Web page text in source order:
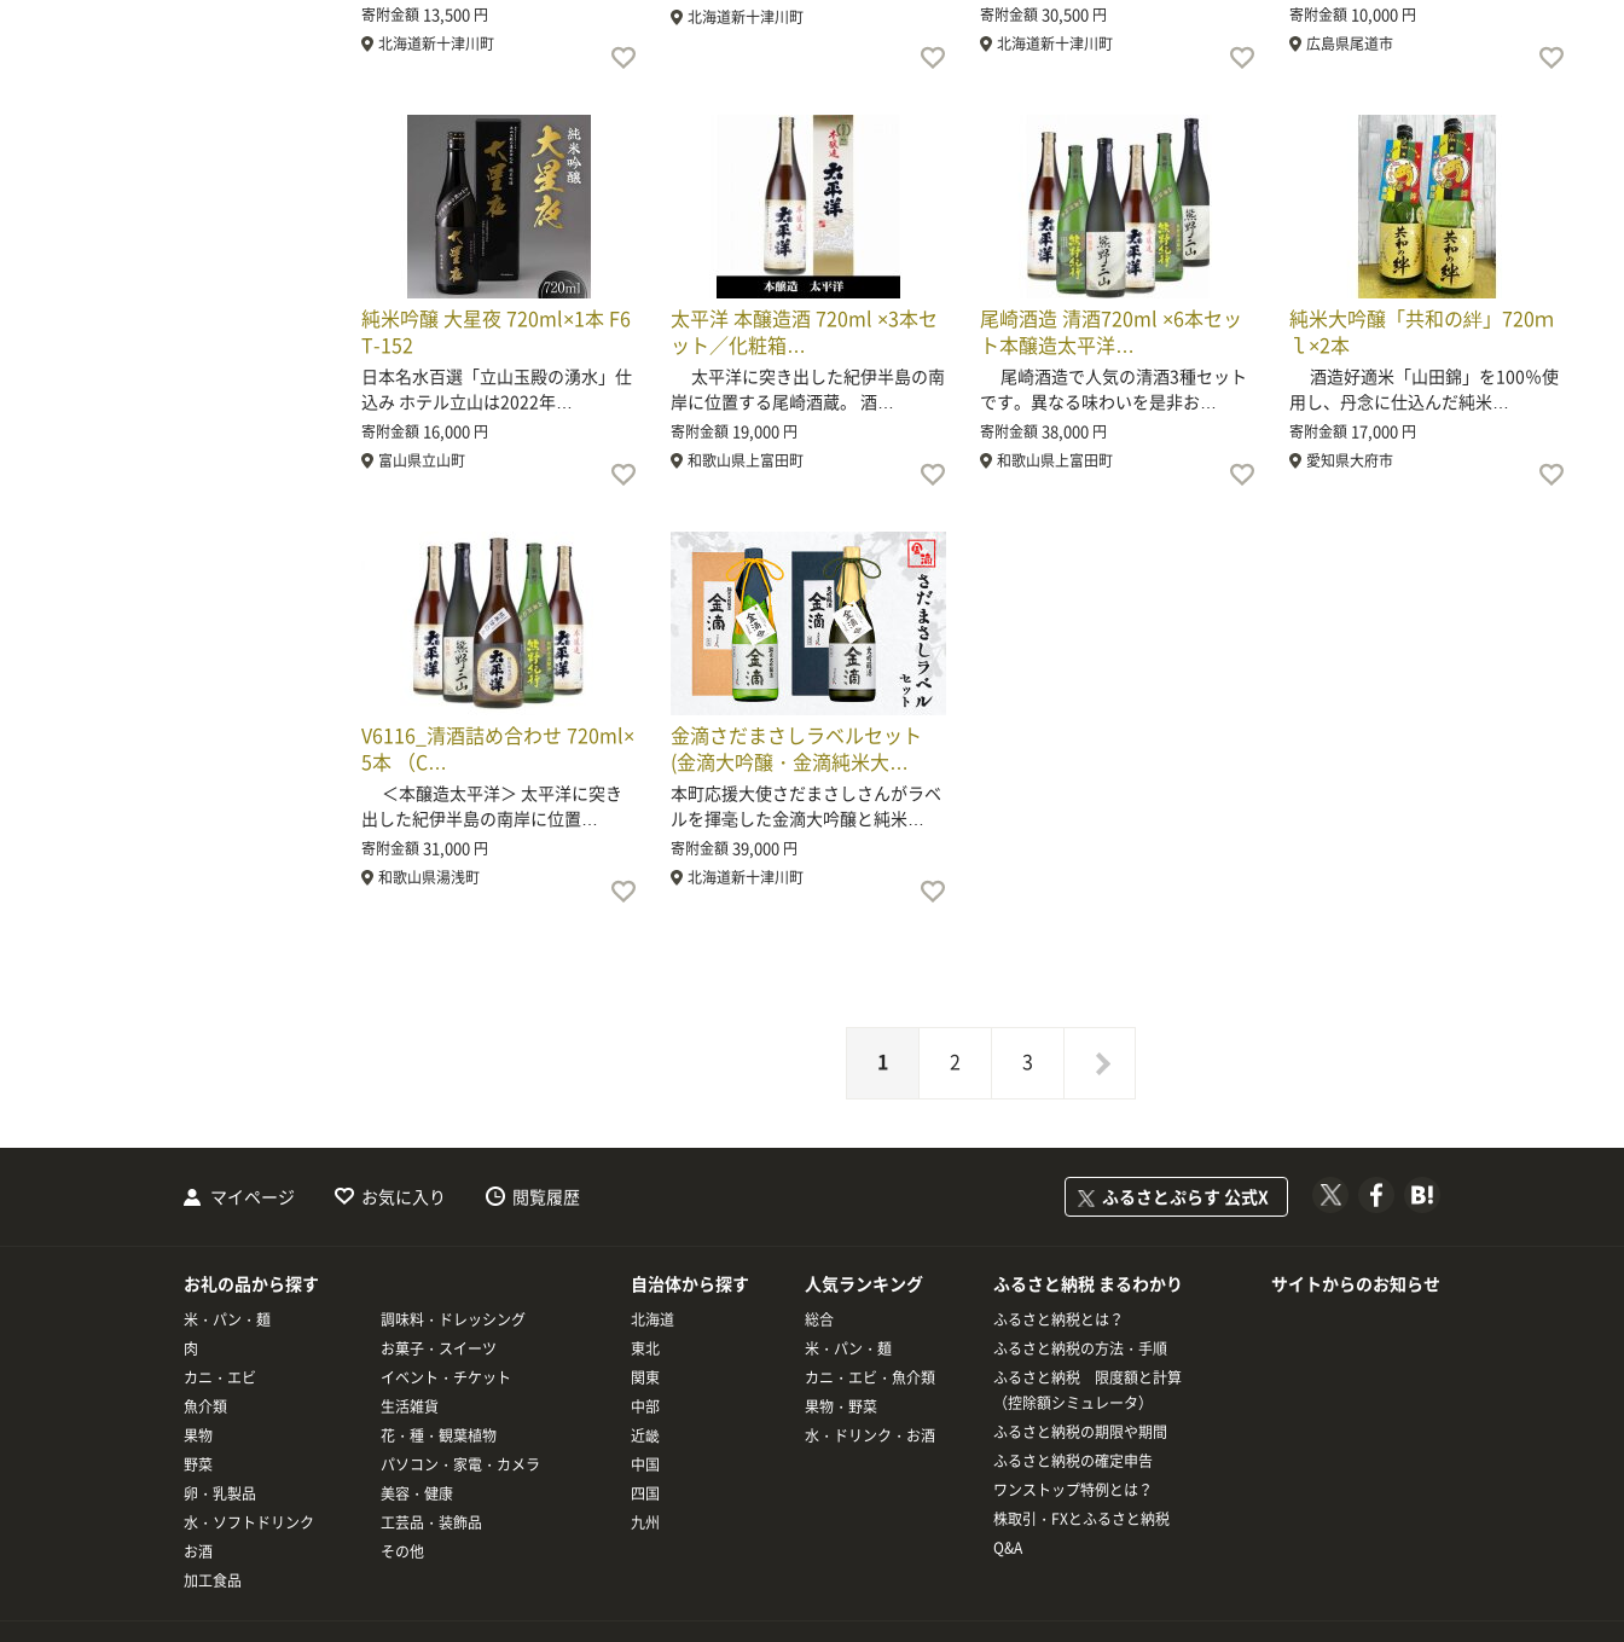
寄附金額 13,500 円
北海道新十津川町
北海道新十津川町
寄附金額30,500 円
北海道新十津川町
寄附金額 10,000 円
広島県尾道市
純米吟醸 大星夜 720ml×1本 F6
T-152
日本名水百選「立山玉殿の湧水」仕
込み ホテル立山は2022年…
寄附金額 16,000 円
富山県立山町
太平洋 本醸造酒 720ml ×3本セ
ット／化粧箱…
太平洋に突き出した紀伊半島の南
岸に位置する尾崎酒蔵。 酒…
寄附金額 19,000 円
和歌山県上富田町
尾崎酒造 清酒720ml ×6本セッ
ト本醸造太平洋…
尾崎酒造で人気の清酒3種セット
です。異なる味わいを是非お…
寄附金額38,000 円
和歌山県上富田町
純米大吟醸「共和の絆」720ｍ
ｌ×2本
酒造好適米「山田錦」を100％使
用し、丹念に仕込んだ純米…
寄附金額 17,000 円
愛知県大府市
V6116_清酒詰め合わせ 720ml×
5本 （C…
＜本醸造太平洋＞ 太平洋に突き
出した紀伊半島の南岸に位置…
寄附金額31,000 円
和歌山県湯浅町
金滴さだまさしラベルセット
(金滴大吟醸・金滴純米大…
本町応援大使さだまさしさんがラベ
ルを揮毫した金滴大吟醸と純米…
寄附金額39,000 円
北海道新十津川町
1 2 3
マイページ お気に入り 閲覧履歴 ふるさとぷらす 公式X
お礼の品から探す
米・パン・麺
肉
カニ・エビ
魚介類
果物
野菜
卵・乳製品
水・ソフトドリンク
お酒
加工食品
調味料・ドレッシング
お菓子・スイーツ
イベント・チケット
生活雑貨
花・種・観葉植物
パソコン・家電・カメラ
美容・健康
工芸品・装飾品
その他
自治体から探す
北海道
東北
関東
中部
近畿
中国
四国
九州
人気ランキング
総合
米・パン・麺
カニ・エビ・魚介類
果物・野菜
水・ドリンク・お酒
ふるさと納税 まるわかり
ふるさと納税とは？
ふるさと納税の方法・手順
ふるさと納税 限度額と計算
（控除額シミュレータ）
ふるさと納税の期限や期間
ふるさと納税の確定申告
ワンストップ特例とは？
株取引・FXとふるさと納税
Q&A
サイトからのお知らせ